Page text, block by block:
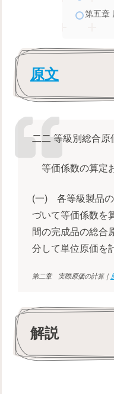
第五章
原文
二二 等級別総合原
等価係数の算定
(一) 各等級製品の
づいて等価係数を
間の完成品の総合
分して単位原価を
第二章 実際原価の計算｜
解説